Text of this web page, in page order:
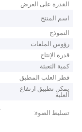
القدرة على العرض
اسم المنتج
النموذج
رؤوس الملفات
قدرة الإنتاج
كمية التعبئة
قطر العلب المطبق
يمكن تطبيق ارتفاع
العلبة
تسليط الضوء: